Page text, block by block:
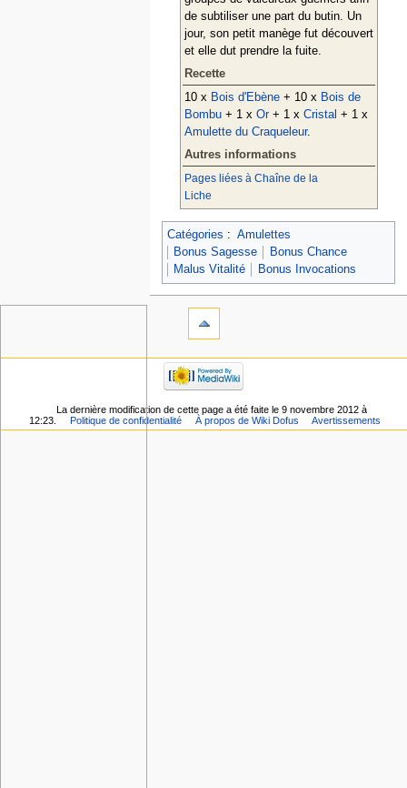
de subtiliser une part du butin. Un
jour, son petit manège fut découvert
et elle dut prendre la fuite.
Recette
10 x Bois d'Ebène+ 10 x Bois de
Bombu+ 1 x Or+ 1 x Cristal + 1 x
Amulette du Craqueleur.
Autres informations
Pages liées à Chaîne de la
Liche
Catégories : Amulettes
Bonus Sagesse
Bonus Chance
Malus Vitalité
Bonus Invocations
La dernière modification de cette page a été faite le 9 novembre 2012 à
12:23.
Politique de confidentialité À propos de Wiki Dofus Avertissements